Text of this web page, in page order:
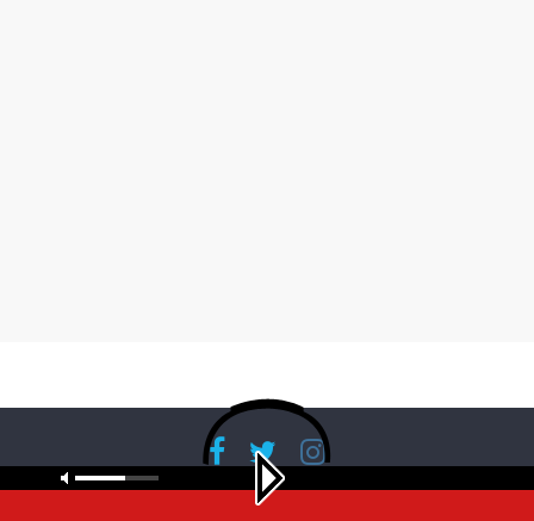
Copyright © 2026RadioBanglaNet. All rights reserved.